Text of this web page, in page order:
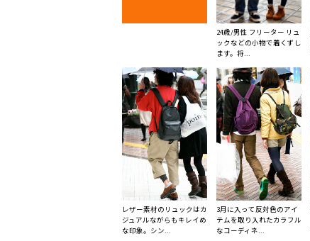
24歳/男性 フリーター リュ
ックなどの小物で着くずし
ます。将...
レザー素材のリュックはカ
ジュアルながらもキレイめ
な印象。シン...
3月に入って反対色のアイ
テムを取り入れたカラフル
なコーディネ...